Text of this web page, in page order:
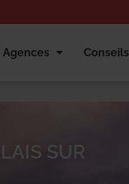
Agences Conseils
SUR